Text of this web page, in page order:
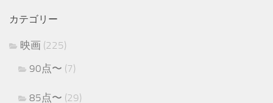
カテゴリー
映画 (225)
90点〜 (7)
85点〜 (29)